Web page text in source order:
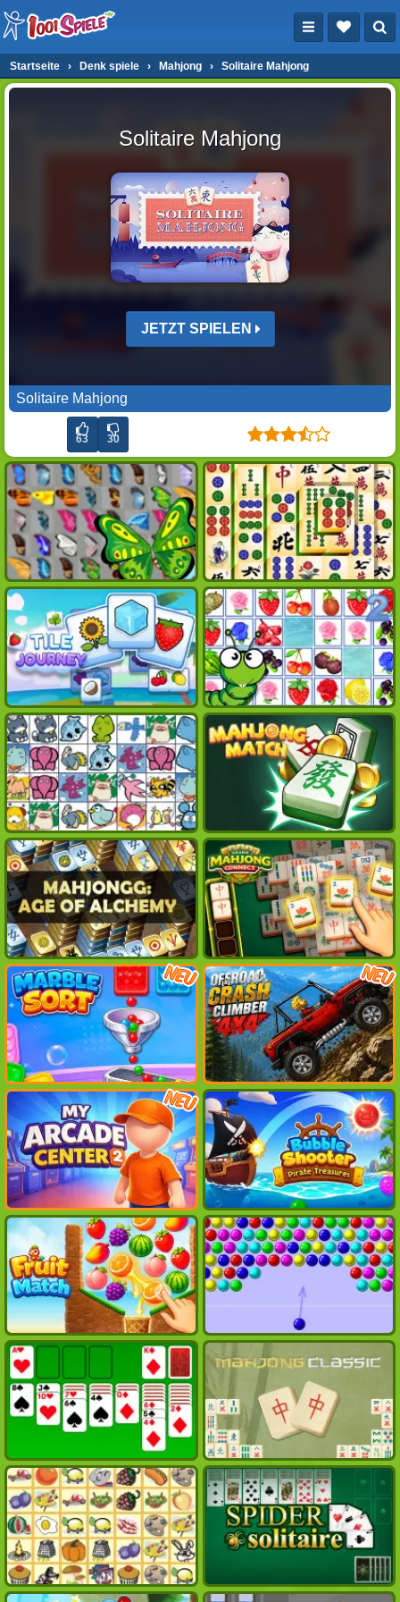
Startseite › Denk spiele › Mahjong › Solitaire Mahjong
Solitaire Mahjong
JETZT SPIELEN
Solitaire Mahjong
63 30